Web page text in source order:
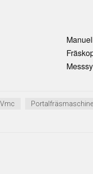
Portalfräsmaschine